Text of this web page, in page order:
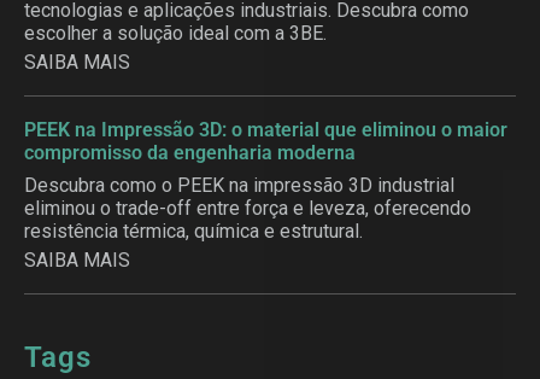
tecnologias e aplicações industriais. Descubra como
escolher a solução ideal com a 3BE.
SAIBA MAIS
PEEK na Impressão 3D: o material que eliminou o maior
compromisso da engenharia moderna
Descubra como o PEEK na impressão 3D industrial
eliminou o trade-off entre força e leveza, oferecendo
resistência térmica, química e estrutural.
SAIBA MAIS
Tags